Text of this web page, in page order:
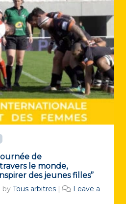
de
le monde,
des jeunes filles”
by Tous arbitres |
Leave a